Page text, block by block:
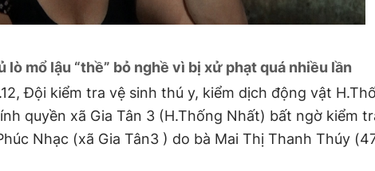
lò mổ lậu “thề” bỏ nghề vì bị xử phạt quá nhiều lần
Đội kiểm tra vệ sinh thú y, kiểm dịch động vật
quyền xã Gia Tân 3 (H.Thống Nhất) bất ngờ kiểm
Nhạc (xã Gia Tân3 ) do bà Mai Thị Thanh Thúy